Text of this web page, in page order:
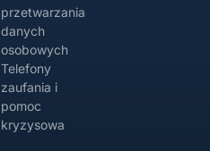
przetwarzania
danych
osobowych
Telefony
zaufania i
pomoc
kryzysowa